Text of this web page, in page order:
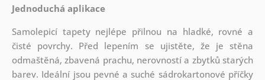
Jednoduchá aplikace
Samolepicí tapety nejlépe přilnou na hladké, rovné a
čisté povrchy. Před lepením se ujistěte, že je stěna
odmaštěná, zbavená prachu, nerovností a zbytků starých
barev. Ideální jsou pevné a suché sádrokartonové příčky